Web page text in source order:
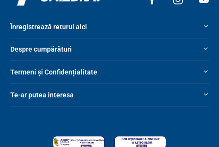
Înregistrează returul aici
Despre cumpărături
Termeni și Confidențialitate
Te-ar putea interesa